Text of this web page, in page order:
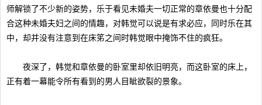
师解锁了不少新的姿势，乐于看见未婚夫一切正常的章依曼也十分配
合这种未婚夫妇之间的情趣，对韩觉可以说是有求必应，同时乐在其
中，却并没有注意到在床笫之间时韩觉眼中掩饰不住的疯狂。
夜深了，韩觉和章依曼的卧室里却依旧明亮，而这卧室的床上，
正有着一幕能令所有看到的男人目眦欲裂的景象。